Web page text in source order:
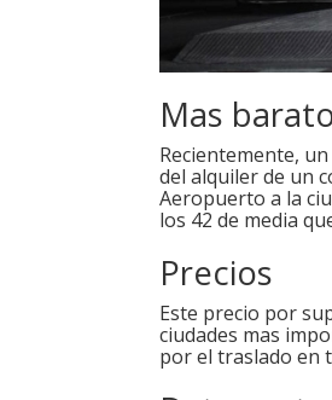
Mas
Recientemente,
del alquiler de un
Aeropuerto a la
los 42 de media
Precios
Este precio por
ciudades mas
por el traslado en